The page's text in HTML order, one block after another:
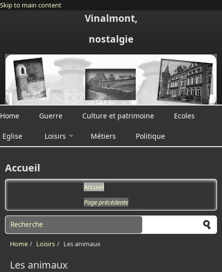
Skip to main content
Vinalmont,
nostalgie
Home Guerre Culture et patrimoine Ecoles
Eglise Loisirs Métiers Politique
Accueil
Accueil
Page précédente
Search form
Home / Loisirs / Les animaux
Les animaux